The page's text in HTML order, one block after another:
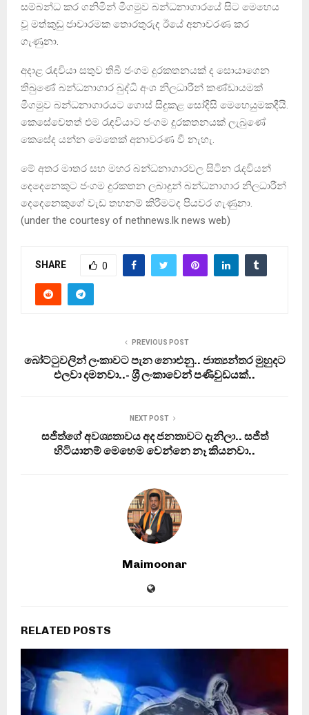
සම්බන්ධ කර ගනිමින් මීගමුව බන්ධනාගාරයේ සිට මෙහෙය
වූ මත්කුඩු ජාවාරමක තොරතුරුද ඊයේ අනාවරණ කර
ගැණුනා.
අදාළ රැඳවියා සතුව තිබී ජංගම දුරකතනයක් ද සොයාගෙන
තිබුණේ බන්ධනාගාර බුද්ධි අංශ නිලධාරීන් කණ්ඩායමක්
මීගමුව බන්ධනාගාරයට ගොස් සිදුකළ සෝදිසි මෙහෙයුමකදීයි.
කෙසේවෙතත් එම රැඳවියාට ජංගම දුරකතනයක් ලැබුණේ
කෙසේද යන්න මෙතෙක් අනාවරණ වී නැහැ.
මේ අතර මාතර සහ මහර බන්ධනාගාරවල සිටින රැදවියන්
දෙදෙනෙකුට ජංගම දුරකතන ලබාදුන් බන්ධනාගාර නිලධාරීන්
දෙදෙනෙකුගේ වැඩ තහනම් කිරීමටද පියවර ගැණුනා.
(under the courtesy of nethnews.lk news web)
SHARE 0
PREVIOUS POST
බෝට්ටුවලින් ලංකාවට පැන නොඑනු.. ජාත්‍යන්තර මුහුදට
එලවා දමනවා..- ශ‍්‍රී ලංකාවෙන් පණිවුඩයක්..
NEXT POST
සජිත්ගේ අවශ්‍යතාවය අද ජනතාවට දැනිලා.. සජිත්
හිටියානම් මෙහෙම වෙන්නෙ නෑ කියනවා..
Maimoonar
RELATED POSTS